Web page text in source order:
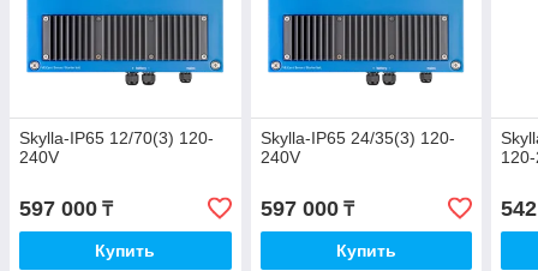
Skylla-IP65 12/70(3) 120-
240V
597 000 ₸
Купить
Skylla-IP65 24/35(3) 120-
240V
597 000₸
Купить